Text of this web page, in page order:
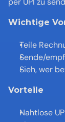
Wichtige
Teile
Sende/
Sieh, wer
Vorteile
Nahtlose